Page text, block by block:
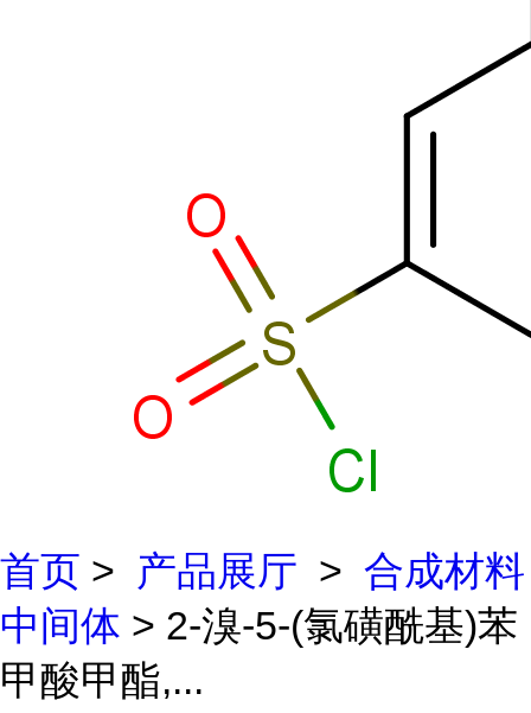
首页 > 产品展厅 > 合成材料
中间体 > 2-溴-5-(氯磺酰基)苯
甲酸甲酯,...